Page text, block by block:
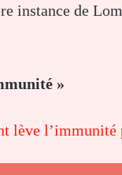
instance de
»
lève